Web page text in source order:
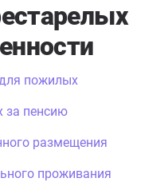
пожилых
за пенсию
размещения
проживания